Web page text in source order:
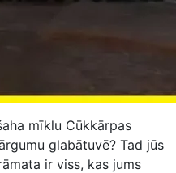
mīklu Cūkkārpas
glabātuvē? Tad jūs
ir viss, kas jums